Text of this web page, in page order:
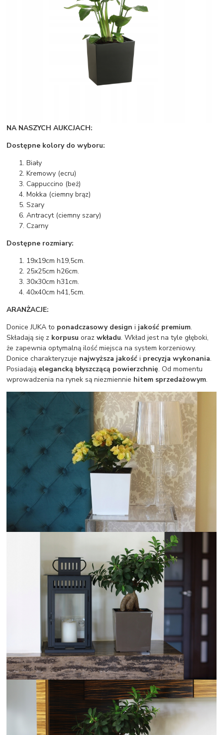
NA NASZYCH AUKCJACH:
Dostępne kolory do wyboru:
Biały
Kremowy (ecru)
Cappuccino (beż)
Mokka (ciemny brąz)
Szary
Antracyt (ciemny szary)
Czarny
Dostępne rozmiary:
19x19cm h19,5cm.
25x25cm h26cm.
30x30cm h31cm.
40x40cm h41,5cm.
ARANŻACJE:
Donice JUKA to ponadczasowy design i jakość premium.
Składają się z korpusu orazwkładu. Wkład jest na tyle głęboki,
że zapewnia optymalną ilość miejsca na system korzeniowy.
Donice charakteryzuje najwyższa jakość i precyzja wykonania.
Posiadają elegancką błyszczącą powierzchnię. Od momentu
wprowadzenia na rynek są niezmiennie hitem sprzedażowym.